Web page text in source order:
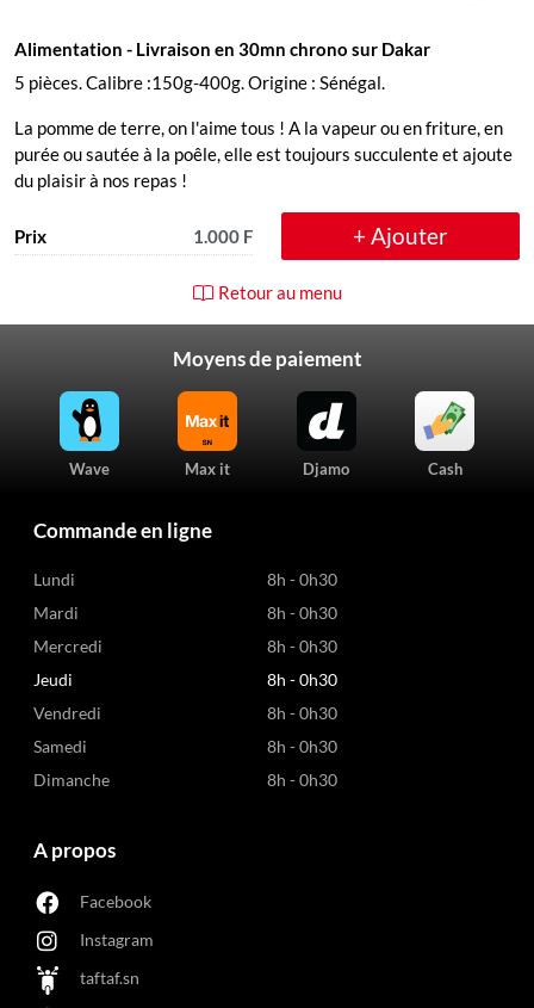
Alimentation - Livraison en 30mn chrono sur Dakar
5 pièces. Calibre :150g-400g. Origine : Sénégal.
La pomme de terre, on l'aime tous ! A la vapeur ou en friture, en
purée ou sautée à la poêle, elle est toujours succulente et ajoute
du plaisir à nos repas !
Prix 1.000 F + Ajouter
Retour au menu
Moyens de paiement
Wave Max it Djamo Cash
Commande en ligne
Lundi
8h - 0h30
Mardi
8h - 0h30
Mercredi
8h - 0h30
Jeudi
8h - 0h30
Vendredi
8h - 0h30
Samedi
8h - 0h30
Dimanche
8h - 0h30
A propos
Facebook
Instagram
taftaf.sn